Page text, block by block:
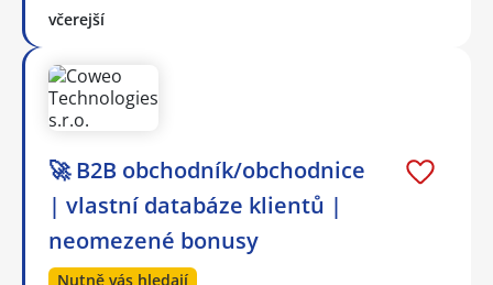
včerejší
🚀 B2B obchodník/obchodnice
| vlastní databáze klientů |
neomezené bonusy
Nutně vás hledají